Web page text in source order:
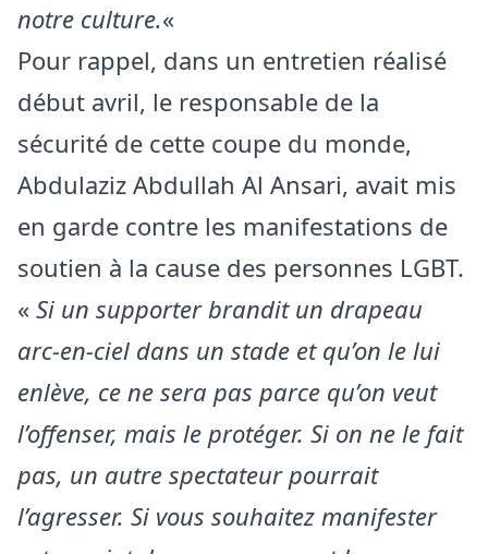
notre culture.«
Pour rappel, dans un entretien réalisé
début avril, le responsable de la
sécurité de cette coupe du monde,
Abdulaziz Abdullah Al Ansari, avait mis
en garde contre les manifestations de
soutien à la cause des personnes LGBT.
« Si un supporter brandit un drapeau
arc-en-ciel dans un stade et qu’on le lui
enlève, ce ne sera pas parce qu’on veut
l’offenser, mais le protéger. Si on ne le fait
pas, un autre spectateur pourrait
l’agresser. Si vous souhaitez manifester